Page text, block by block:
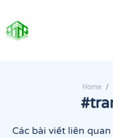
Home
Các bài viết liên